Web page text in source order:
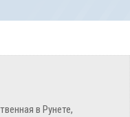
в Рунете,